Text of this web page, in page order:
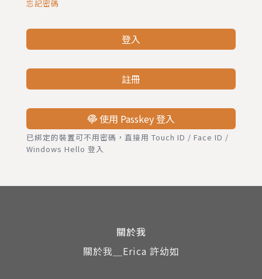
忘記密碼
登入
註冊
使用 Passkey 登入
已綁定的裝置可不用密碼，直接用 Touch ID / Face ID /
Windows Hello 登入
關於我
關於我＿Erica 許幼如